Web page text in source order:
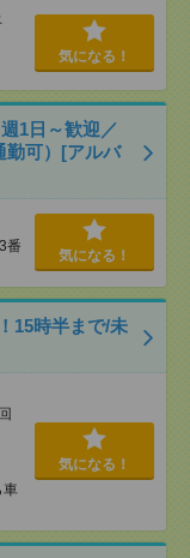
気になる！
1日～歓迎／
勤可）[アルバ
番
気になる！
15時半まで/未
車
気になる！